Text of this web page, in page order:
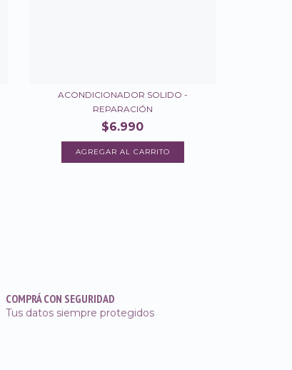
ACONDICIONADOR SOLIDO -
REPARACIÓN
$6.990
COMPRÁ CON SEGURIDAD
Tus datos siempre protegidos